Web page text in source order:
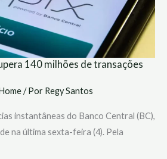
140 milhões de transações
/ Por Regy Santos
instantâneas do Banco Central (BC),
na última sexta-feira (4). Pela